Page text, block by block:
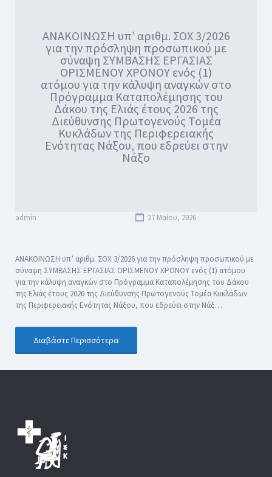
ΑΝΑΚΟΙΝΩΣΗ υπ’ αριθμ. ΣΟΧ 3/2026
για την πρόσληψη προσωπικού με
σύναψη ΣΥΜΒΑΣΗΣ ΕΡΓΑΣΙΑΣ
ΟΡΙΣΜΕΝΟΥ ΧΡΟΝΟΥ ενός (1)
ατόμου για την κάλυψη αναγκών στο
Πρόγραμμα Καταπολέμησης του
Δάκου της Ελιάς έτους 2026 της
Διεύθυνσης Πρωτογενούς Τομέα
Κυκλάδων της Περιφερειακής
Ενότητας Νάξου, που εδρεύει στην
Νάξο
admin 27 Μαΐου, 2026
ΑΝΑΚΟΙΝΩΣΗ υπ’ αριθμ. ΣΟΧ 3/2026 για την πρόσληψη προσωπικού με
σύναψη ΣΥΜΒΑΣΗΣ ΕΡΓΑΣΙΑΣ ΟΡΙΣΜΕΝΟΥ ΧΡΟΝΟΥ ενός (1) ατόμου
για την κάλυψη αναγκών στο Πρόγραμμα Καταπολέμησης του Δάκου
της Ελιάς έτους 2026 της Διεύθυνσης Πρωτογενούς Τομέα Κυκλάδων
της Περιφερειακής Ενότητας Νάξου, που εδρεύει στην Νάξ…
Διαβάστε Περισσότερα